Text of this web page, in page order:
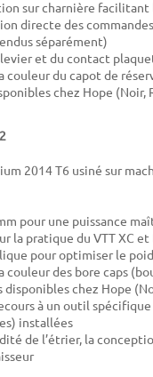
sur charnière
directe des
séparément)
levier et du contact
du capot de
chez Hope (Noir,
2014 T6 usiné sur
pour une puissance
la pratique du VTT XC
pour optimiser le
des bore caps
disponibles chez Hope
à un outil spécifique
installées
de l’étrier, la